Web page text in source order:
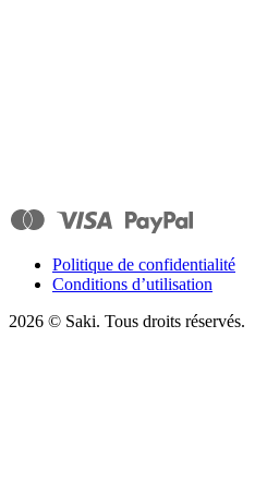
Politique de confidentialité
Conditions d’utilisation
2026 © Saki. Tous droits réservés.